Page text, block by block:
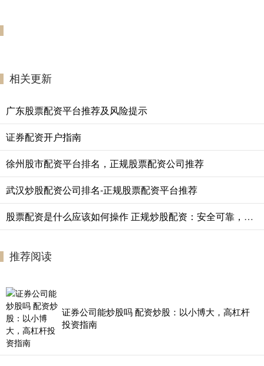
相关更新
广东股票配资平台推荐及风险提示
证券配资开户指南
徐州股市配资平台排名，正规股票配资公司推荐
武汉炒股配资公司排名-正规股票配资平台推荐
股票配资是什么应该如何操作 正规炒股配资：安全可靠，助您投资无忧
推荐阅读
证券公司能炒股吗 配资炒股：以小博大，高杠杆
投资指南